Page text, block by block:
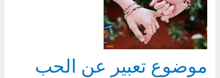
موضوع تعبير عن الحب